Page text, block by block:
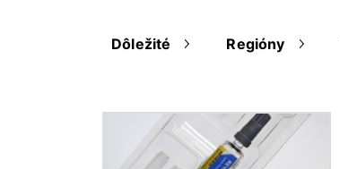
Dôležité Regióny
Obrázok